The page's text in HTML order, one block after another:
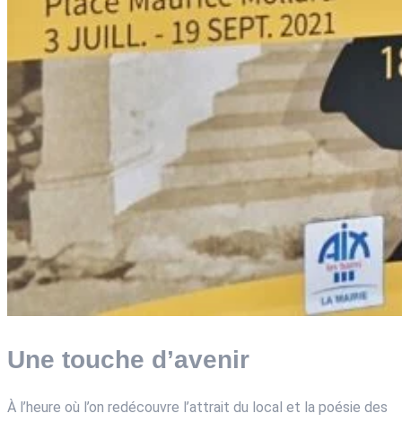
Une touche d’avenir
À l’heure où l’on redécouvre l’attrait du local et la poésie des